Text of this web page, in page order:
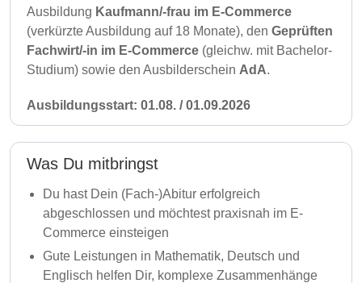
Ausbildung Kaufmann/-frau im E-Commerce
(verkürzte Ausbildung auf 18 Monate), den Geprüften
Fachwirt/-in im E-Commerce (gleichw. mit Bachelor-
Studium) sowie den Ausbilderschein AdA.
Ausbildungsstart: 01.08. / 01.09.2026
Was Du mitbringst
Du hast Dein (Fach-)Abitur erfolgreich
abgeschlossen und möchtest praxisnah im E-
Commerce einsteigen
Gute Leistungen in Mathematik, Deutsch und
Englisch helfen Dir, komplexe Zusammenhänge